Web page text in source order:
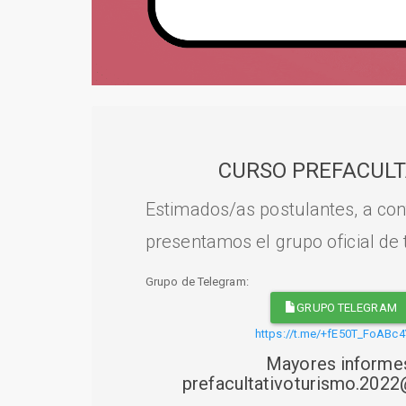
CURSO
Estimados/as postulantes, a
presentamos el grupo oficial de
Grupo de Telegram:
GRUPO TELEGRAM
https://t.me/
Mayores